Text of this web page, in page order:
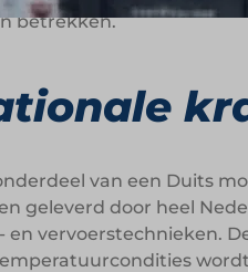
betrekken.
van een Duits
geleverd door heel
en vervoerstechnieken.